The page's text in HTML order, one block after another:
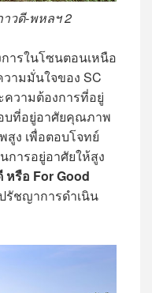
าวดี-พหลฯ 2
รในโซนตอนเหนือ
ามมั่นใจของ SC
ความต้องการที่อยู่
บที่อยู่อาศัยคุณภาพ
ง เพื่อตอบโจทย์
การอยู่อาศัยให้สูง
หรือ For Good
รัชญาการดำเนิน